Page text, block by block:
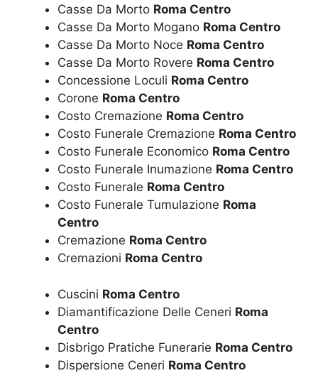
Casse Da Morto Roma Centro
Casse Da Morto Mogano Roma Centro
Casse Da Morto Noce Roma Centro
Casse Da Morto Rovere Roma Centro
Concessione Loculi Roma Centro
Corone Roma Centro
Costo Cremazione Roma Centro
Costo Funerale Cremazione Roma Centro
Costo Funerale Economico Roma Centro
Costo Funerale Inumazione Roma Centro
Costo Funerale Roma Centro
Costo Funerale Tumulazione Roma
Centro
Cremazione Roma Centro
Cremazioni Roma Centro
Cuscini Roma Centro
Diamantificazione Delle Ceneri Roma
Centro
Disbrigo Pratiche Funerarie Roma Centro
Dispersione Ceneri Roma Centro